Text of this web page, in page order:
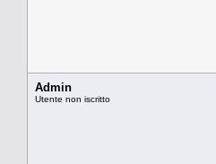
Admin
Utente non iscritto